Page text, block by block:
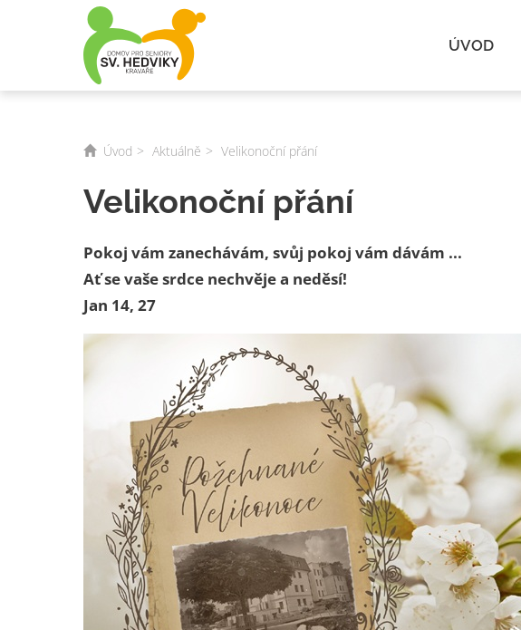
ÚVOD
Úvod Aktuálně Velikonoční přání
Velikonoční přání
Pokoj vám zanechávám, svůj pokoj vám dávám ...
Ať se vaše srdce nechvěje a neděsí!
Jan 14, 27